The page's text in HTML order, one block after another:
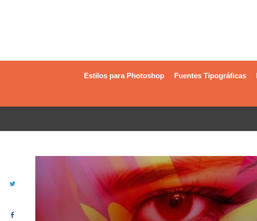
Estilos para Photoshop Fuentes Tipográficas